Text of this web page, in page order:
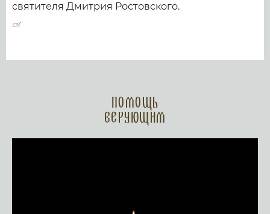
святителя Дмитрия Ростовского.
Помощь
верующим